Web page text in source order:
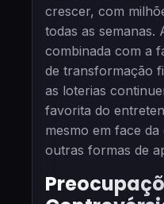
crescer, com
todas as semanas.
combinada com a
de transformação
as loterias
favorita do
mesmo em face
outras formas de